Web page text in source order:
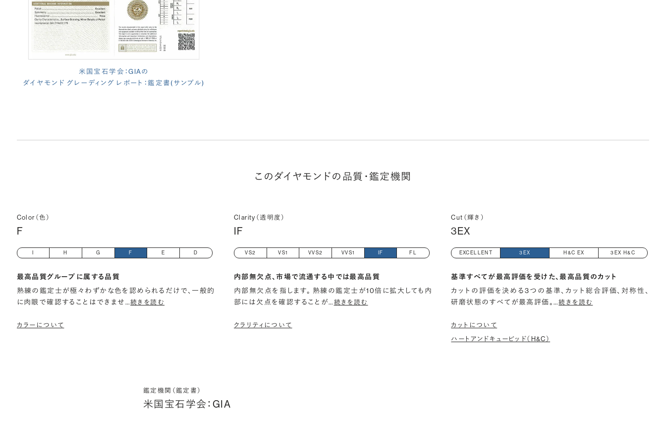
米国宝石学会：GIAの
ダイヤモンド グレーディング レポート：鑑定書(サンプル)
このダイヤモンドの品質・鑑定機関
Color（色）
F
H G F E D
最高品質グループに属する品質
熟練の鑑定士が極々わずかな色を認められるだけで、一般的
に肉眼で確認することはできませ…続きを読む
カラーについて
Clarity（透明度）
IF
VS2 VS1 VVS2 VVS1 IF FL
内部無欠点、市場で流通する中では最高品質
内部無欠点を指します。 熟練の鑑定士が10倍に拡大しても内
部には欠点を確認することが…続きを読む
クラリティについて
Cut（輝き）
3EX
EXCELLENT 3EX H&C EX 3EX H&C
基準すべてが最高評価を受けた、最高品質のカット
カットの評価を決める3つの基準、カット総合評価、対称性、
研磨状態のすべてが最高評価。…続きを読む
カットについて
ハートアンドキューピッド（H&C）
鑑定機関（鑑定書）
米国宝石学会：GIA